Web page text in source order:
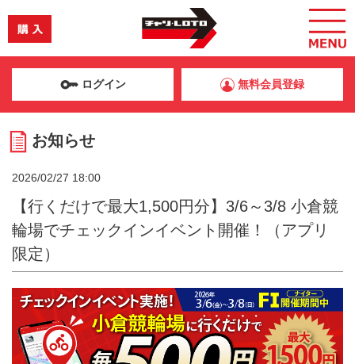
ログイン 無料会員登録
お知らせ
2026/02/27 18:00
【行くだけで最大1,500円分】3/6～3/8 小倉競
輪場でチェックインイベント開催！（アプリ
限定）